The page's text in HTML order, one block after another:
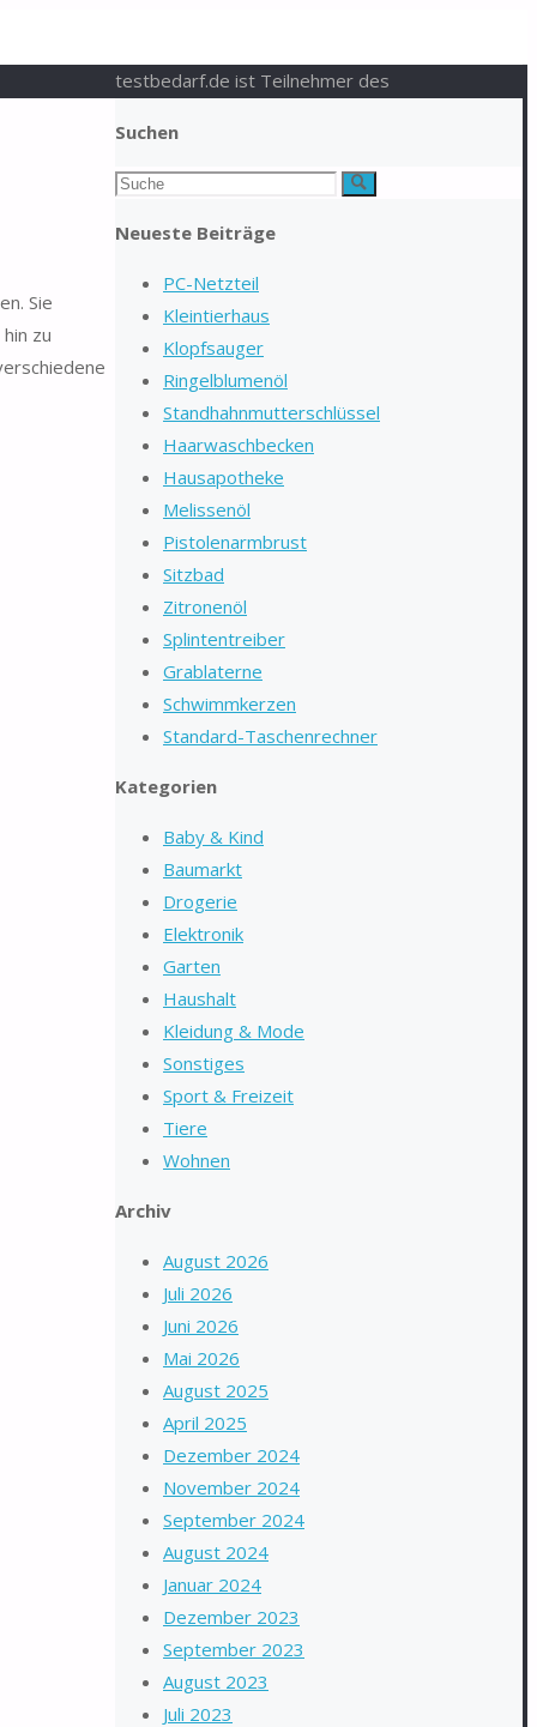
Sie
zu
Suchen
Suchen
Suche
Neueste Beiträge
PC-Netzteil
Kleintierhaus
Klopfsauger
Ringelblumenöl
Standhahnmutterschlüssel
Haarwaschbecken
Hausapotheke
Melissenöl
Pistolenarmbrust
Sitzbad
Zitronenöl
Splintentreiber
Grablaterne
Schwimmkerzen
Standard-Taschenrechner
Kategorien
Baby & Kind
Baumarkt
Drogerie
Elektronik
Garten
Haushalt
Kleidung & Mode
Sonstiges
Sport & Freizeit
Tiere
Wohnen
Archiv
August 2026
Juli 2026
Juni 2026
Mai 2026
August 2025
April 2025
Dezember 2024
November 2024
September 2024
August 2024
Januar 2024
Dezember 2023
September 2023
August 2023
Juli 2023
testbedarf.de ist Teilnehmer des